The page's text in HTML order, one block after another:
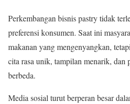
Perkembangan bisnis pastry tidak
preferensi konsumen. Saat ini
makanan yang mengenyangkan,
cita rasa unik, tampilan menarik, dan
berbeda.
Media sosial turut berperan besar